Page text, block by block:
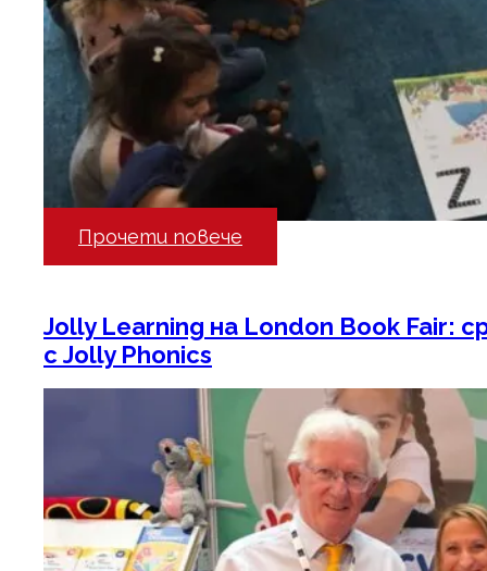
Прочети повече
Jolly Learning на London Book Fair:
с Jolly Phonics